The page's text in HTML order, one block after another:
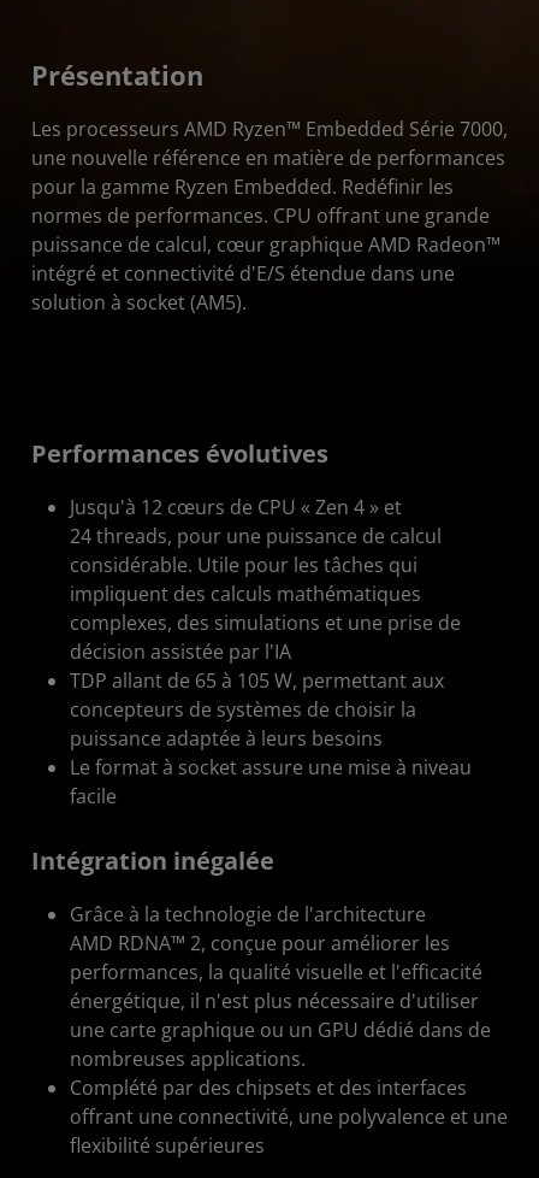
Démarrer
Présentation
Les processeurs AMD Ryzen™ Embedded Série 7000,
une nouvelle référence en matière de performances
pour la gamme Ryzen Embedded. Redéfinir les
normes de performances. CPU offrant une grande
puissance de calcul, cœur graphique AMD Radeon™
intégré et connectivité d'E/S étendue dans une
solution à socket (AM5).
Performances évolutives
Jusqu'à 12 cœurs de CPU « Zen 4 » et
24 threads, pour une puissance de calcul
considérable. Utile pour les tâches qui
impliquent des calculs mathématiques
complexes, des simulations et une prise de
décision assistée par l'IA
TDP allant de 65 à 105 W, permettant aux
concepteurs de systèmes de choisir la
puissance adaptée à leurs besoins
Le format à socket assure une mise à niveau
facile
Intégration inégalée
Grâce à la technologie de l'architecture
AMD RDNA™ 2, conçue pour améliorer les
performances, la qualité visuelle et l'efficacité
énergétique, il n'est plus nécessaire d'utiliser
une carte graphique ou un GPU dédié dans de
nombreuses applications.
Complété par des chipsets et des interfaces
offrant une connectivité, une polyvalence et une
flexibilité supérieures